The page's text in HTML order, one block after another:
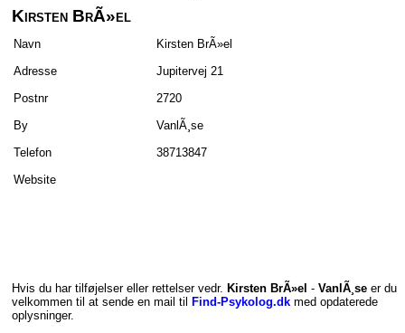
Kirsten BrÃ»el
Navn
Kirsten BrÃ»el
Adresse
Jupitervej 21
Postnr
2720
By
VanlÃ¸se
Telefon
38713847
Website
Hvis du har tilføjelser eller rettelser vedr. Kirsten BrÃ»el - VanlÃ¸se er du
velkommen til at sende en mail til
Find-Psykolog.dk med opdaterede
oplysninger.